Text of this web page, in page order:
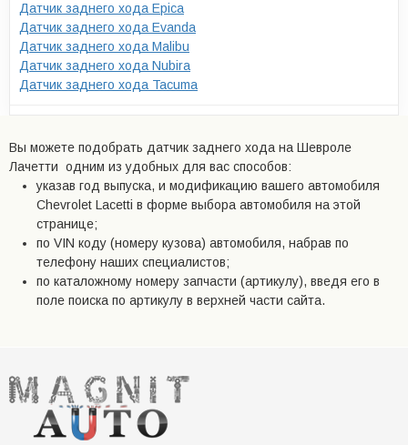
Датчик заднего хода Epica
Датчик заднего хода Evanda
Датчик заднего хода Malibu
Датчик заднего хода Nubira
Датчик заднего хода Tacuma
Вы можете подобрать датчик заднего хода на Шевроле
Лачетти одним из удобных для вас способов:
указав год выпуска, и модификацию вашего автомобиля
Chevrolet Lacetti в форме выбора автомобиля на этой
странице;
по VIN коду (номеру кузова) автомобиля, набрав по
телефону наших специалистов;
по каталожному номеру запчасти (артикулу), введя его в
поле поиска по артикулу в верхней части сайта.